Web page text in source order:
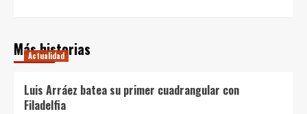
Más historias
Actualidad
Luis Arráez batea su primer cuadrangular con
Filadelfia